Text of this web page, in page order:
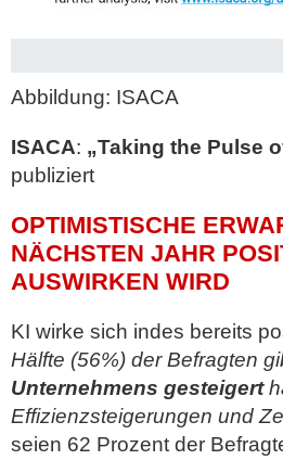
Abbildung: ISACA
ISACA: „Taking the Pulse
publiziert
OPTIMISTISCHE
NÄCHSTEN JAHR
AUSWIRKEN WIRD
KI wirke sich indes bereits
Hälfte (56%) der Befragten
Unternehmens gesteigert
Effizienzsteigerungen und
seien 62 Prozent der